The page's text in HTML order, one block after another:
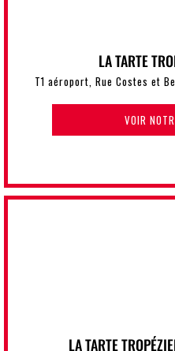
LA TARTE
T1 aéroport, Rue Costes et
VOIR
LA TARTE